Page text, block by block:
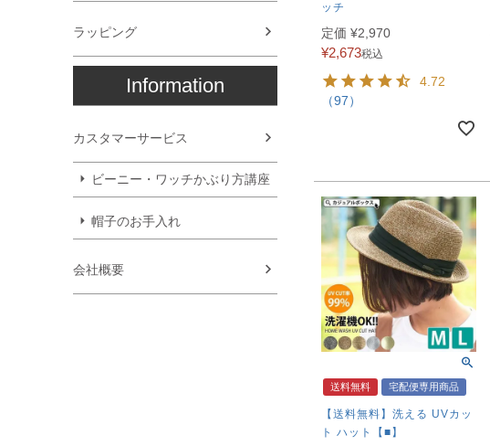
ラッピング
Information
カスタマーサービス
ビーニー・ワッチかぶり方講座
帽子のお手入れ
会社概要
ッチ
定価 ¥2,970
¥2,673税込
4.72
（97）
送料無料 宅配便専用商品
【送料無料】洗える UVカッ
ト ハット【■】